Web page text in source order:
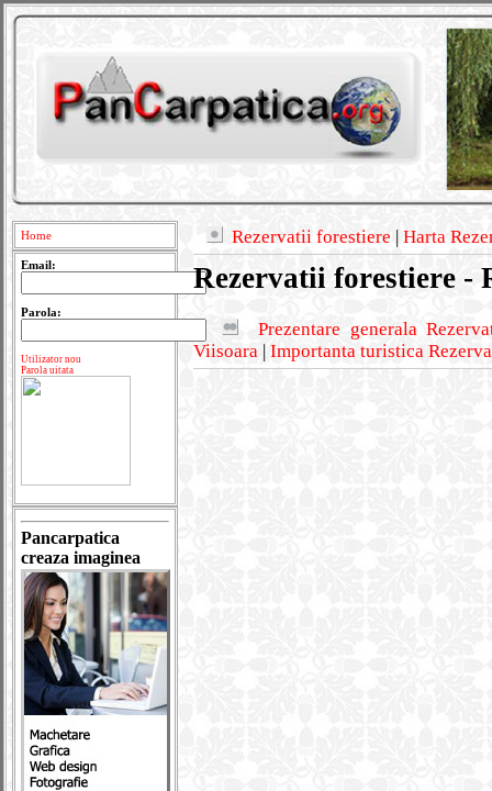
Home
Email:
Parola:
Utilizator nou
Parola uitata
Pancarpatica
creaza imaginea
Rezervatii forestiere | Harta
Rezervatii forestiere -
Prezentare generala
Viisoara | Importanta turistica